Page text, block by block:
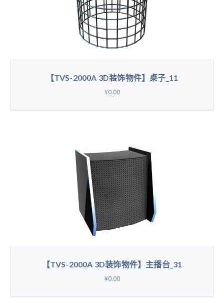
【TVS-2000A 3D装饰物件】桌子_11
¥0.00
【TVS-2000A 3D装饰物件】主播台_31
¥0.00